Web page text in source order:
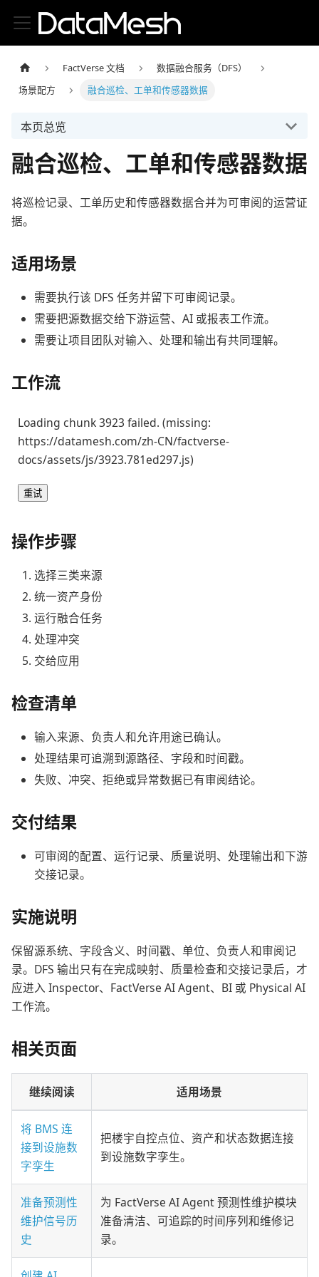
FactVerse 文档
数据融合服务（DFS）
场景配方
融合巡检、工单和传感器数据
本页总览
融合巡检、工单和传感器数据
将巡检记录、工单历史和传感器数据合并为可审阅的运营证
据。
适用场景
需要执行该 DFS 任务并留下可审阅记录。
需要把源数据交给下游运营、AI 或报表工作流。
需要让项目团队对输入、处理和输出有共同理解。
工作流
Loading chunk 3923 failed. (missing:
https://datamesh.com/zh-CN/factverse-
docs/assets/js/3923.781ed297.js)
重试
操作步骤
选择三类来源
统一资产身份
运行融合任务
处理冲突
交给应用
检查清单
输入来源、负责人和允许用途已确认。
处理结果可追溯到源路径、字段和时间戳。
失败、冲突、拒绝或异常数据已有审阅结论。
交付结果
可审阅的配置、运行记录、质量说明、处理输出和下游
交接记录。
实施说明
保留源系统、字段含义、时间戳、单位、负责人和审阅记
录。DFS 输出只有在完成映射、质量检查和交接记录后，才
应进入 Inspector、FactVerse AI Agent、BI 或 Physical AI
工作流。
相关页面
继续阅读 适用场景
将 BMS 连
接到设施数
字孪生
把楼宇自控点位、资产和状态数据连接
到设施数字孪生。
准备预测性
维护信号历
史
为 FactVerse AI Agent 预测性维护模块
准备清洁、可追踪的时间序列和维修记
录。